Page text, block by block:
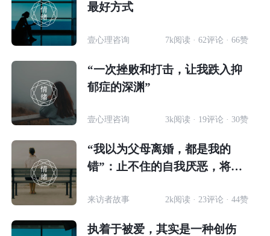
最好方式
壹心理咨询 7k阅读 · 62评论 · 66赞
“一次挫败和打击，让我跌入抑
郁症的深渊”
壹心理咨询 3k阅读 · 19评论 · 30赞
“我以为父母离婚，都是我的
错”：止不住的自我厌恶，将我
来访者故事 2k阅读 · 23评论 · 44赞
执着于被爱，其实是一种创伤